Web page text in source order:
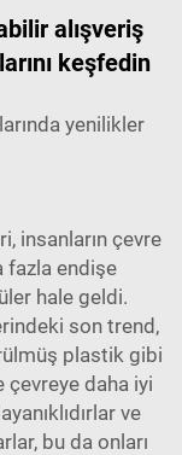
alışveriş
keşfedin
yenilikler
insanların çevre
fazla endişe
hale geldi.
son trend,
plastik gibi
çevreye daha iyi
ve
bu da onları